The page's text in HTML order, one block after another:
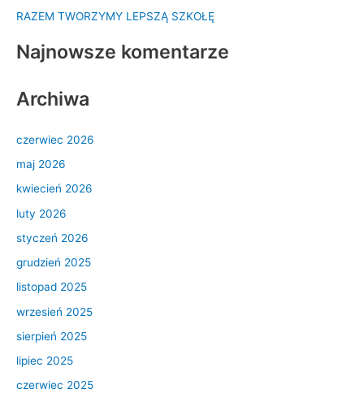
RAZEM TWORZYMY LEPSZĄ SZKOŁĘ
Najnowsze komentarze
Archiwa
czerwiec 2026
maj 2026
kwiecień 2026
luty 2026
styczeń 2026
grudzień 2025
listopad 2025
wrzesień 2025
sierpień 2025
lipiec 2025
czerwiec 2025